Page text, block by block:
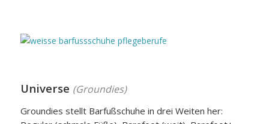
Universe (Groundies)
Groundies stellt Barfußschuhe in drei Weiten her: